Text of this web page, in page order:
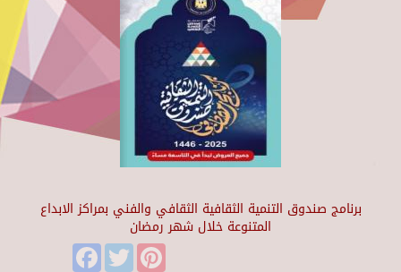
برنامج صندوق التنمية الثقافية الثقافي والفني بمراكز الابداع
المتنوعة خلال شهر رمضان
FacebookTwitter